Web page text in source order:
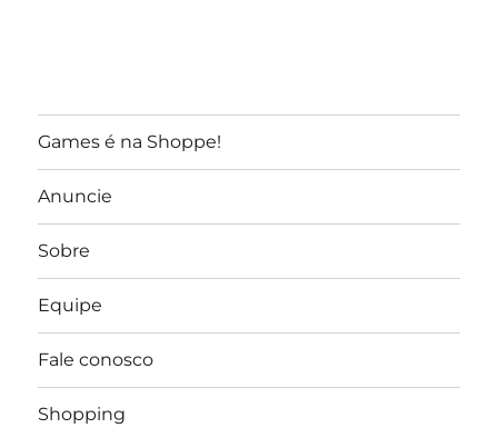
Games é na Shoppe!
Anuncie
Sobre
Equipe
Fale conosco
Shopping